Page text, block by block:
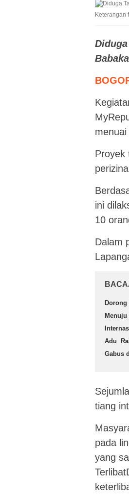
Keterangan
Proyek
ini
10
Dalam
Menuju
Adu
Gabus
tiang
pada
yang